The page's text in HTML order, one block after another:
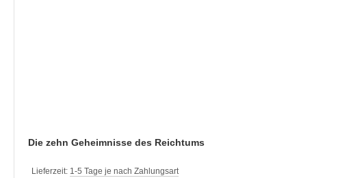
Die zehn Geheimnisse des Reichtums
Lieferzeit: 1-5 Tage je nach Zahlungsart